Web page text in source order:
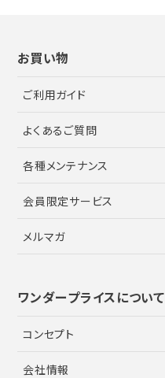
お買い物
ご利用ガイド
よくあるご質問
各種メンテナンス
会員限定サービス
メルマガ
ワンダープライスについて
コンセプト
会社情報